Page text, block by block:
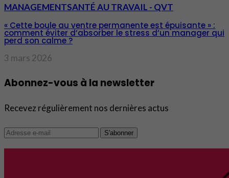
MANAGEMENTSANTÉ AU TRAVAIL - QVT
« Cette boule au ventre permanente est épuisante » :
comment éviter d’absorber le stress d’un manager qui
perd son calme ?
3 mars 2026
Abonnez-vous à la newsletter
Recevez régulièrement nos dernières actus
S'abonner